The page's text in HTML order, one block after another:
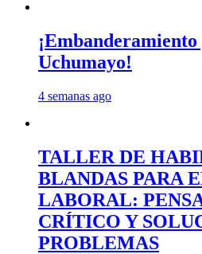
Uchumayo!
4 semanas ago
TALLER DE
BLANDAS PARA
LABORAL:
CRÍTICO Y
PROBLEMAS